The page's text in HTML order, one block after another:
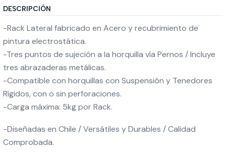
DESCRIPCIÓN
-Rack Lateral fabricado en Acero y recubrimiento de
pintura electrostática.
-Tres puntos de sujeción a la horquilla vía Pernos / Incluye
tres abrazaderas metálicas.
-Compatible con horquillas con Suspensión y Tenedores
Rígidos, con o sin perforaciones.
-Carga máxima: 5kg por Rack.
-Diseñadas en Chile / Versátiles y Durables / Calidad
Comprobada.